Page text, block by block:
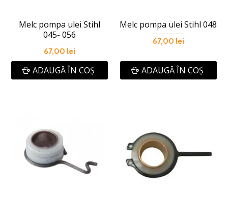
Melc pompa ulei Stihl
045- 056
67,00 lei
ADAUGĂ ÎN COŞ
Melc pompa ulei Stihl 048
67,00 lei
ADAUGĂ ÎN COŞ